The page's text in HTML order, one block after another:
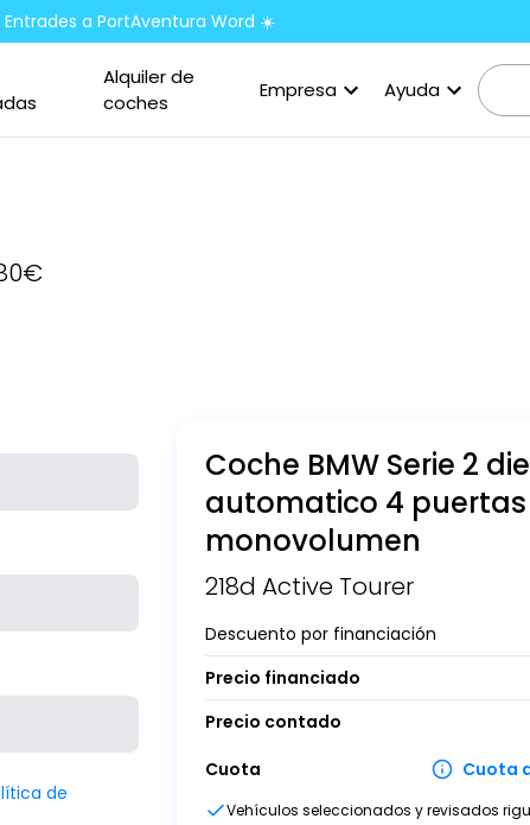
a PortAventura Word ☀️
Alquiler de
coches
Empresa Ayuda
de
Coche BMW Serie 2
automatico 4 puertas
monovolumen
218d Active Tourer
Descuento por financiación
Precio financiado
Precio contado
Cuota
Cuota
Vehículos seleccionados y revisados